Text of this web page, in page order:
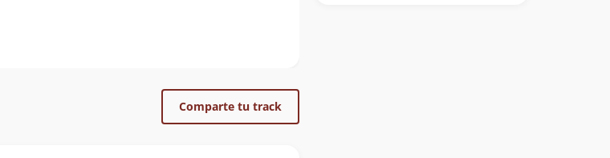
Comparte tu track